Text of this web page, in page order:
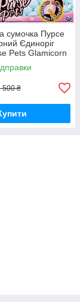
сумочка Пурсе
Єдиноріг
Pets Glamicorn
Оригінал
500 ₴